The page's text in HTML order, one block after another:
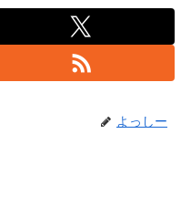
よっしー